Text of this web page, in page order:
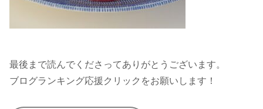
最後まで読んでくださってありがとうございます。
ブログランキング応援クリックをお願いします！